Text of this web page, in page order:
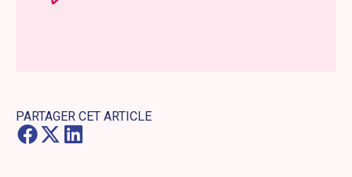
PARTAGER CET ARTICLE